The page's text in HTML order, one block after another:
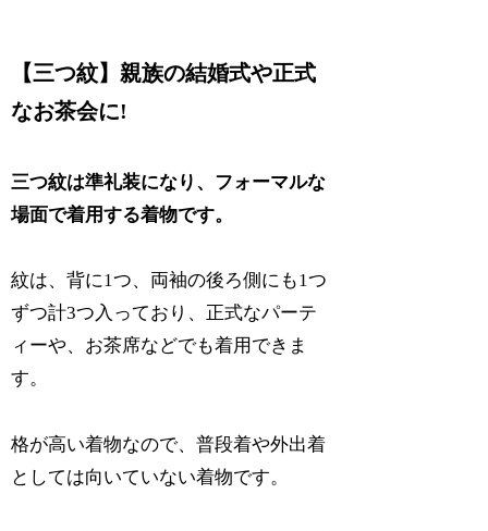
【三つ紋】親族の結婚式や正式
なお茶会に!
三つ紋は準礼装になり、フォーマルな
場面で着用する着物です。
紋は、背に1つ、両袖の後ろ側にも1つ
ずつ計3つ入っており、正式なパーテ
ィーや、お茶席などでも着用できま
す。
格が高い着物なので、普段着や外出着
としては向いていない着物です。